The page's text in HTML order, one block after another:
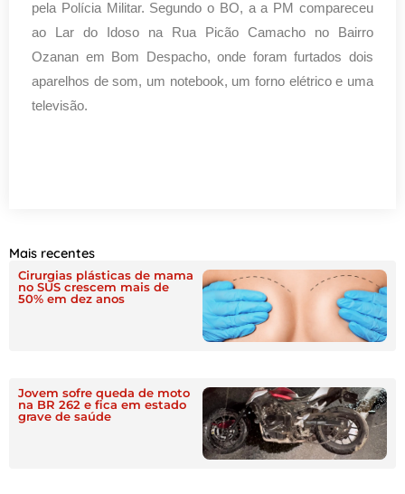
pela Polícia Militar. Segundo o BO, a a PM compareceu
ao Lar do Idoso na Rua Picão Camacho no Bairro
Ozanan em Bom Despacho, onde foram furtados dois
aparelhos de som, um notebook, um forno elétrico e uma
televisão.
Mais recentes
Cirurgias plásticas de mama
no SUS crescem mais de
50% em dez anos
Jovem sofre queda de moto
na BR 262 e fica em estado
grave de saúde